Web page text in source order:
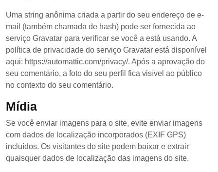
Uma string anônima criada a partir do seu endereço de e-
mail (também chamada de hash) pode ser fornecida ao
serviço Gravatar para verificar se você a está usando. A
política de privacidade do serviço Gravatar está disponível
aqui: https://automattic.com/privacy/. Após a aprovação do
seu comentário, a foto do seu perfil fica visível ao público
no contexto do seu comentário.
Mídia
Se você enviar imagens para o site, evite enviar imagens
com dados de localização incorporados (EXIF GPS)
incluídos. Os visitantes do site podem baixar e extrair
quaisquer dados de localização das imagens do site.